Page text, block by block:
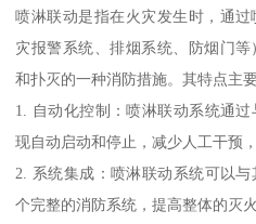
喷淋联动是指在火灾发生时，通
灾报警系统、排烟系统、防烟门
和扑灭的一种消防措施。其特点主
1. 自动化控制：喷淋联动系统通
现自动启动和停止，减少人工干预
2. 系统集成：喷淋联动系统可以
个完整的消防系统，提高整体的灭火